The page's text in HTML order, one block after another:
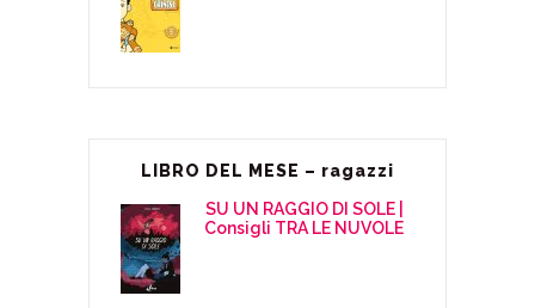
LIBRO DEL MESE – ragazzi
SU UN RAGGIO DI SOLE |
Consigli TRA LE NUVOLE